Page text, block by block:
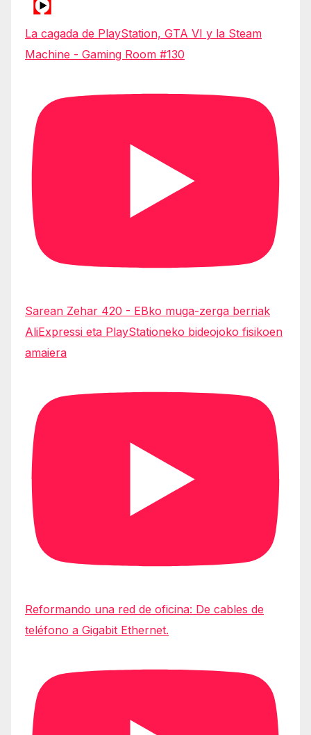
La cagada de PlayStation, GTA VI y la Steam
Machine - Gaming Room #130
Sarean Zehar 420 - EBko muga-zerga berriak
AliExpressi eta PlayStationeko bideojoko fisikoen
amaiera
Reformando una red de oficina: De cables de
teléfono a Gigabit Ethernet.